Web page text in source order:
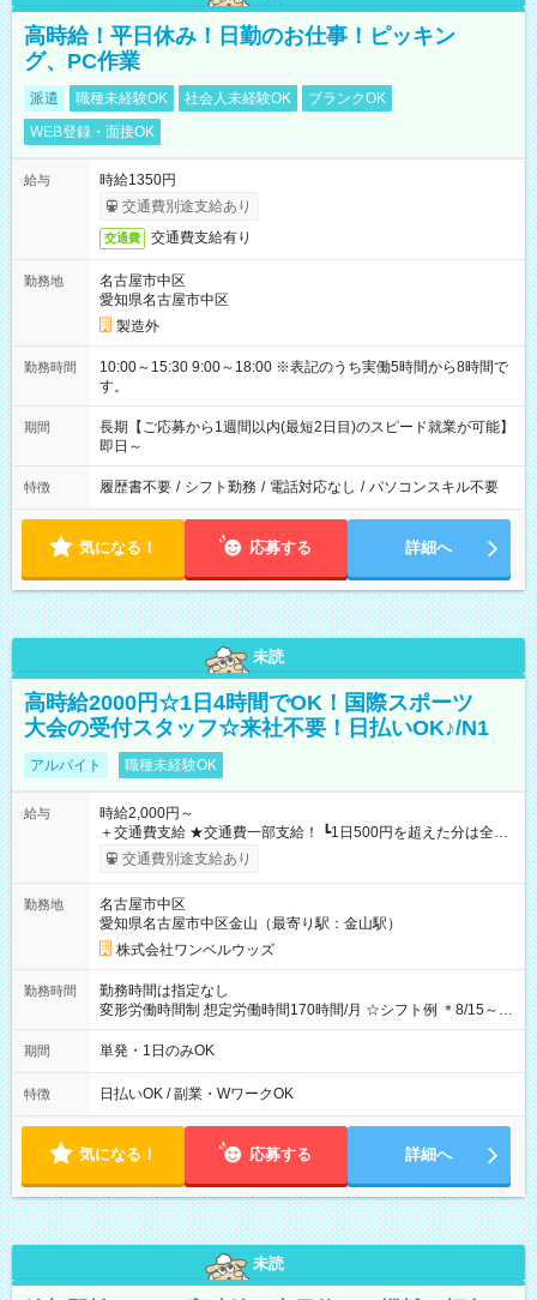
高時給！平日休み！日勤のお仕事！ピッキン
グ、PC作業
派遣 職種未経験OK 社会人未経験OK
ブランクOK
WEB登録・面接OK
給与
時給1350円
交通費別途支給あり
交通費 交通費支給有り
勤務地
名古屋市中区
愛知県名古屋市中区
製造外
勤務時間
10:00～15:30 9:00～18:00 ※表記のうち実働5時間から8時間で
す。
期間
長期【ご応募から1週間以内(最短2日目)のスピード就業が可能】
即日～
特徴 履歴書不要 / シフト勤務 / 電話対応なし / パソコンスキル不要
気になる！ 応募する 詳細へ
未読
高時給2000円☆1日4時間でOK！国際スポーツ
大会の受付スタッフ☆来社不要！日払いOK♪/N1
アルバイト 職種未経験OK
給与
時給2,000円～
＋交通費支給 ★交通費一部支給！ ┗1日500円を超えた分は全額
支給！ ※往復500円以内の方は自己負担となります ★日払い
OK！（規定あり） ┗働いたその日に現金GET♪ お仕事後はコン
期間なし
交通費別途支給あり
勤務地
名古屋市中区
愛知県名古屋市中区金山（最寄り駅：金山駅）
株式会社ワンベルウッズ
勤務時間
勤務時間は指定なし
変形労働時間制 想定労働時間170時間/月 ☆シフト例 ＊8/15～
10/26 全日共通 08：00～12：00 17：00～21：00 ＊8/31
～9/19のみ下記シフトもあります！ 12：00～16：00 ＊9/6～
00
期間 単発・1日のみOK
特徴 日払いOK / 副業・WワークOK
気になる！ 応募する 詳細へ
未読